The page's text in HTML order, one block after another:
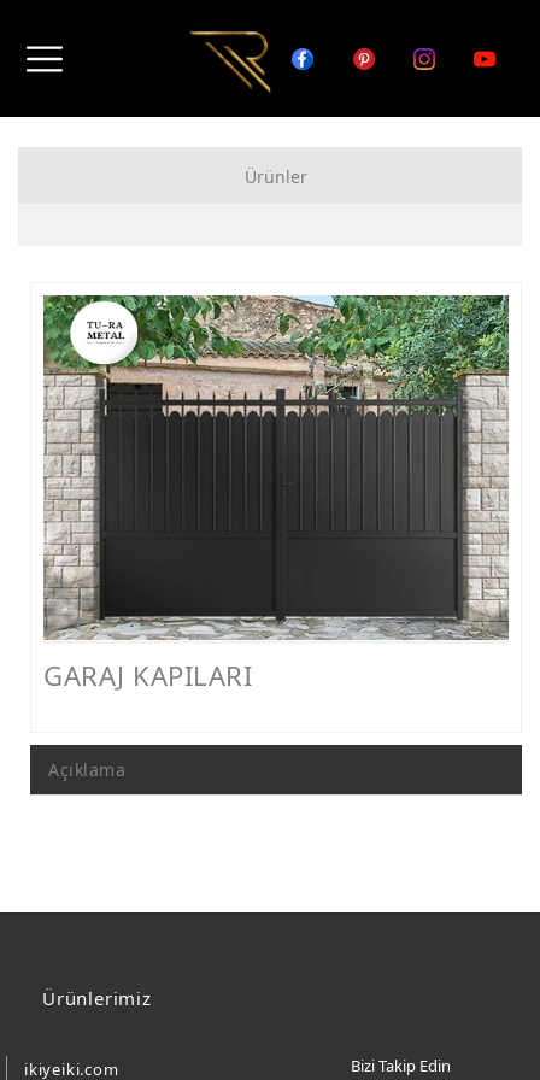
Ürünler
FERFORJE GARAJ KAPISI MODELLERİ
FERFORJE DUVAR ÜSTÜ KORKULUK MODELLERİ
FERFORJE BALKON KORKULUK MODELLERİ
FERFORJE MERDİVEN KORKULUK MODELLERİ
DEMİR MERDİVEN MODELLERİ
FERFORJE PERGOLA & FERFORJE SUNDURMA
FERFORJE ÇARDAK VE KAMELYA MODELLERİ
FERFORJE PENCERE KORKULUK MODELLERİ
GARAJ KAPILARI
Açıklama
Ürünlerimiz
ikiyeiki.com Bizi Takip Edin